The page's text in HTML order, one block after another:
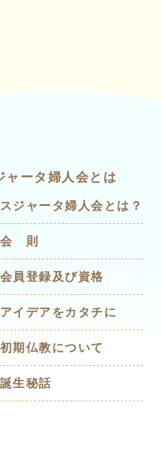
ャータ婦人会とは
スジャータ婦人会とは？
会 則
会員登録及び資格
アイデアをカタチに
初期仏教について
誕生秘話